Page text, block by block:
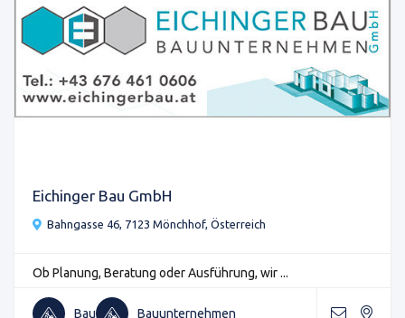
Eichinger Bau GmbH
Bahngasse 46, 7123 Mönchhof, Österreich
Ob Planung, Beratung oder Ausführung, wir ...
Bau Bauunternehmen